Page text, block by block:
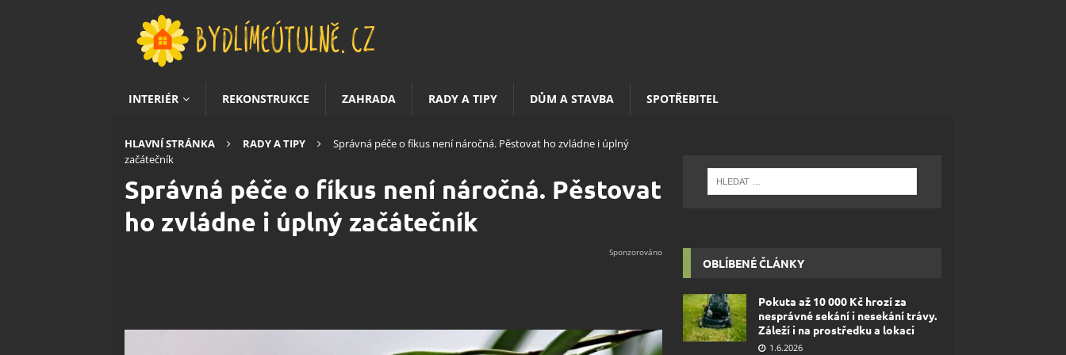
INTERIÉR REKONSTRUKCE ZAHRADA RADY A TIPY DŮM A STAVBA SPOTŘEBITEL
HLAVNÍ STRÁNKA RADY A TIPY
Správná péče o fíkus není náročná. Pěstovat ho zvládne i úplný
začátečník
Správná péče o fíkus není náročná. Pěstovat
ho zvládne i úplný začátečník
OBLÍBENÉ ČLÁNKY
Pokuta až 10 000 Kč hrozí za
nesprávné sekání i nesekání trávy.
Záleží i na prostředku a lokaci
1.6.2026